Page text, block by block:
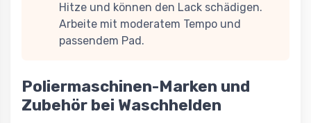
Hitze und können den Lack schädigen.
Arbeite mit moderatem Tempo und
passendem Pad.
Poliermaschinen-Marken und
Zubehör bei Waschhelden